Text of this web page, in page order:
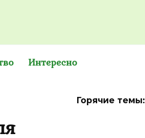
Интересно
Горячие темы: